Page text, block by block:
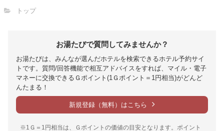
トップ
お湯たびで質問してみませんか？
お湯たびは、みんなが選んだホテルを検索できるホテル予約サイ
トです。質問/回答機能で相互アドバイスをすれば、マイル・電子
マネーに交換できるＧポイント(1Ｇポイント＝1円相当)がどんど
んたまる！
新規登録（無料）はこちら
※1Ｇ＝1円相当は、Ｇポイントの価値の目安となります。ポイント